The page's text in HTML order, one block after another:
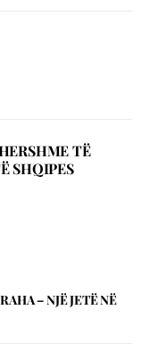
TË
SHQIPES
– NJЁ JETЁ NЁ